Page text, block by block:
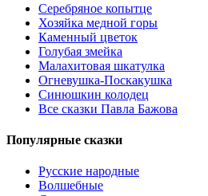
Серебряное копытце
Хозяйка медной горы
Каменный цветок
Голубая змейка
Малахитовая шкатулка
Огневушка-Поскакушка
Синюшкин колодец
Все сказки Павла Бажова
Популярные сказки
Русские народные
Волшебные